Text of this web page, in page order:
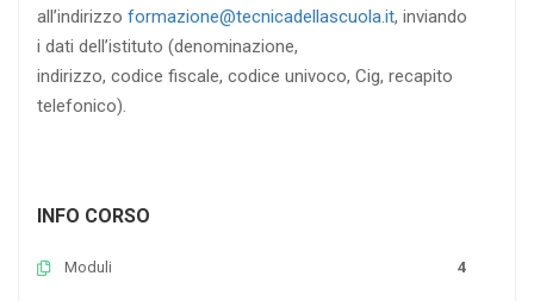
all’indirizzo formazione@tecnicadellascuola.it, inviando
i dati dell’istituto (denominazione,
indirizzo, codice fiscale, codice univoco, Cig, recapito
telefonico).
INFO CORSO
Moduli 4